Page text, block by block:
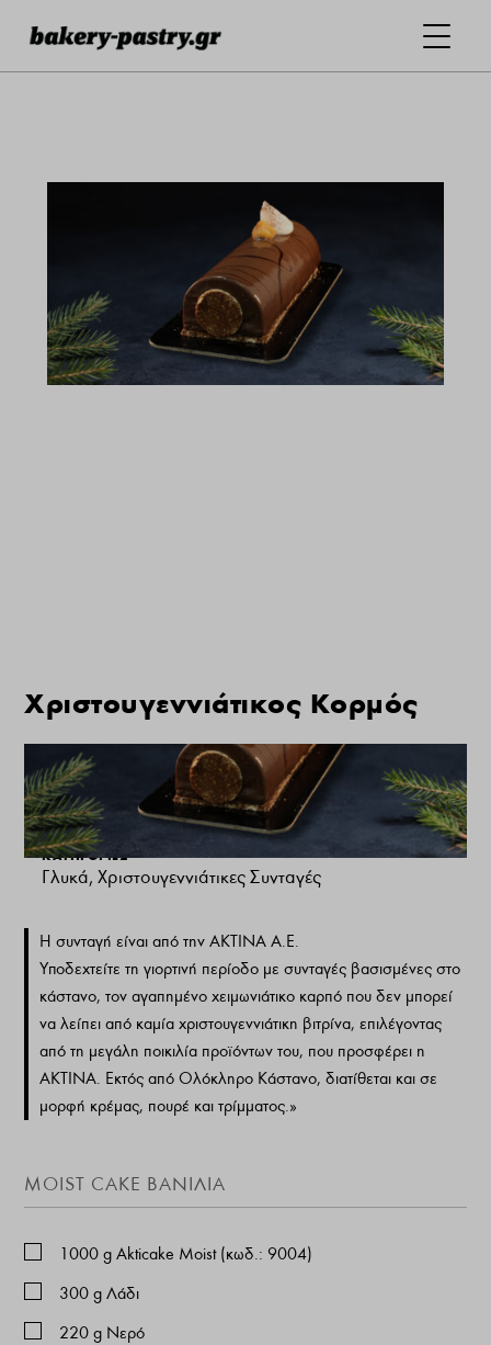
Χριστουγεννιάτικος Κορμός
ΑΡΘΡΟΓΡΑΦΟΣ
Fresh Bakery Team
ΚΑΤΗΓΟΡΙΕΣ
Γλυκά,Χριστουγεννιάτικες Συνταγές
Η συνταγή είναι από την ΑΚΤΙΝΑ Α.Ε.
Υποδεχτείτε τη γιορτινή περίοδο με συνταγές βασισμένες στο
κάστανο, τον αγαπημένο χειμωνιάτικο καρπό που δεν μπορεί
να λείπει από καμία χριστουγεννιάτικη βιτρίνα, επιλέγοντας
από τη μεγάλη ποικιλία προϊόντων του, που προσφέρει η
ΑΚΤΙΝΑ. Εκτός από Ολόκληρο Κάστανο, διατίθεται και σε
μορφή κρέμας, πουρέ και τρίμματος.»
MOIST CAKE ΒΑΝΊΛΙΑ
1000 g Akticake Moist (κωδ.: 9004)
300 g Λάδι
220 g Νερό